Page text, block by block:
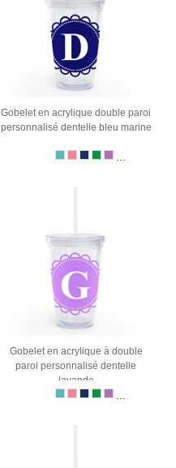
Gobelet en acrylique double paroi
personnalisé dentelle bleu marine
Gobelet en acrylique à double
paroi personnalisé dentelle
lavande